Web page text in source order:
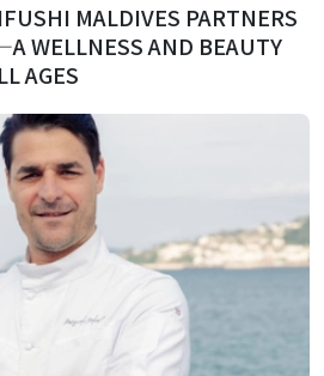
MALDIVES PARTNERS
WELLNESS AND BEAUTY
AGES